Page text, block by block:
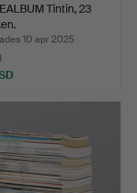
Tintin, 23
10 apr 2025